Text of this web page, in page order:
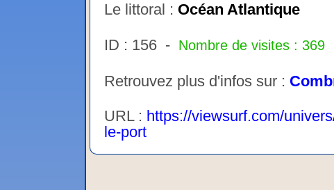
Le littoral : Océan Atlantique
ID : 156 - Nombre de visites : 369
Retrouvez plus d'infos sur :
URL : https://viewsurf.com/
le-port